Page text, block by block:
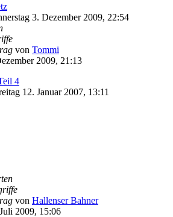
3. Dezember 2009, 22:54
von Tommi
2009, 21:13
4
12. Januar 2007, 13:11
von Hallenser Bahner
2009, 15:06